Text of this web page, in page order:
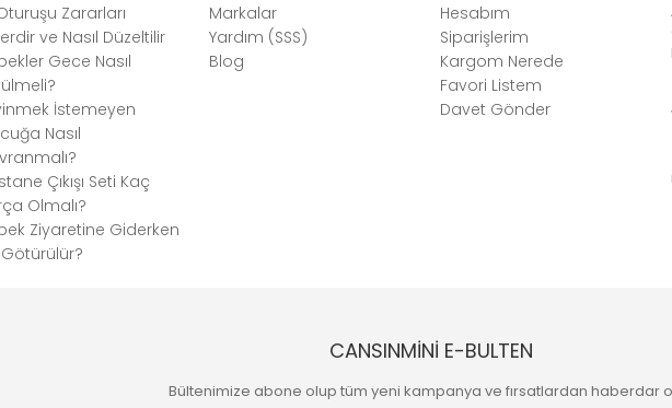
Zararları
ve Nasıl Düzeltilir
Gece Nasıl
İstemeyen
Nasıl
Çıkışı Seti Kaç
Olmalı?
Ziyaretine Giderken
Markalar
Yardım (SSS)
Blog
Hesabım
Siparişlerim
Kargom Nerede
Favori Listem
Davet Gönder
CANSINMİNİ E-BULTEN
Bültenimize abone olup tüm yeni kampanya ve fırsatlardan haberdar